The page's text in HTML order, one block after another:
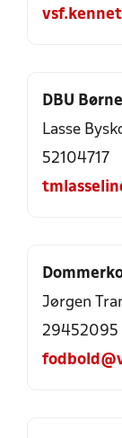
DBU
Lasse
52104717
Jørgen
29452095